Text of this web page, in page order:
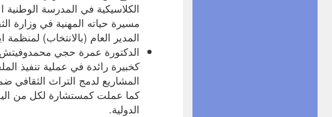
الكلاسيكية في المدرسة الوطنية
مسيرة حياته المهنية في وزارة
المدير العام (بالانتخاب) لمنظمة
الدكتورة عمرة حجي محمدوفيتش،
المشاريع لدمج التراث
كما عملت كمستشارة لكل من
الدولية.